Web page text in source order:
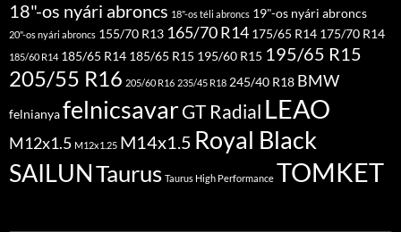
18"-os nyári abroncs 18"-os téli abroncs 19"-os nyári abroncs
20"-os nyári abroncs 155/70 R13 165/70 R14 175/65 R14 175/70 R14
185/60 R14 185/65 R14 185/65 R15 195/60 R15 195/65 R15
205/55 R16 205/60 R16 235/45 R18 245/40 R18 BMW
felnianyafelnicsavarGT Radial LEAO
M12x1.5 M12x1.25 M14x1.5 Royal Black
SAILUNTaurus Taurus High Performance TOMKET